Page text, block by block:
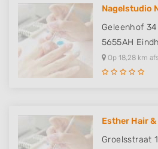
Nagelstudio
Geleenhof 34
5655AH
Op 18,28 km
Esther Hair &
Groelsstraat